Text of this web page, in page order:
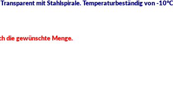
mit Stahlspirale. Temperaturbeständig von -
die gewünschte Menge.